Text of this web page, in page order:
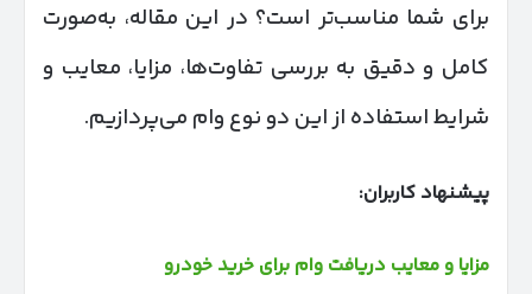
برای شما مناسب‌تر است؟ در این مقاله، به‌صورت
کامل و دقیق به بررسی تفاوت‌ها، مزایا، معایب و
شرایط استفاده از این دو نوع وام می‌پردازیم.
پیشنهاد کاربران:
مزایا و معایب دریافت وام برای خرید خودرو